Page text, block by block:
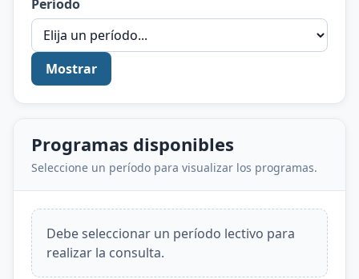
Período
Mostrar
Programas disponibles
Seleccione un período para visualizar los programas.
Debe seleccionar un período lectivo para
realizar la consulta.